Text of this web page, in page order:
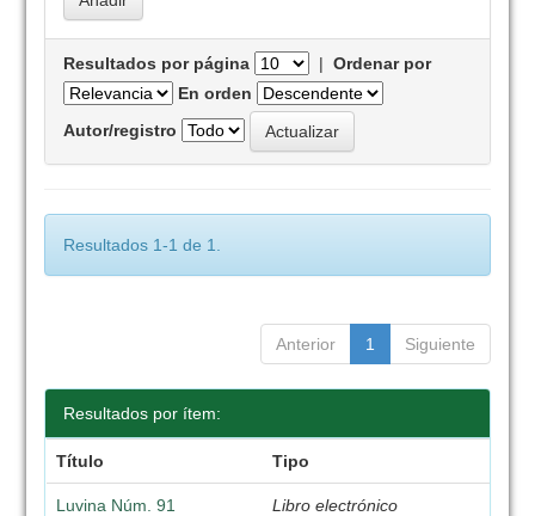
Resultados por página |Ordenar por
En orden
Autor/registro
Resultados 1-1 de 1.
Anterior 1 Siguiente
Resultados por ítem:
Título Tipo
Luvina Núm. 91 Libro electrónico